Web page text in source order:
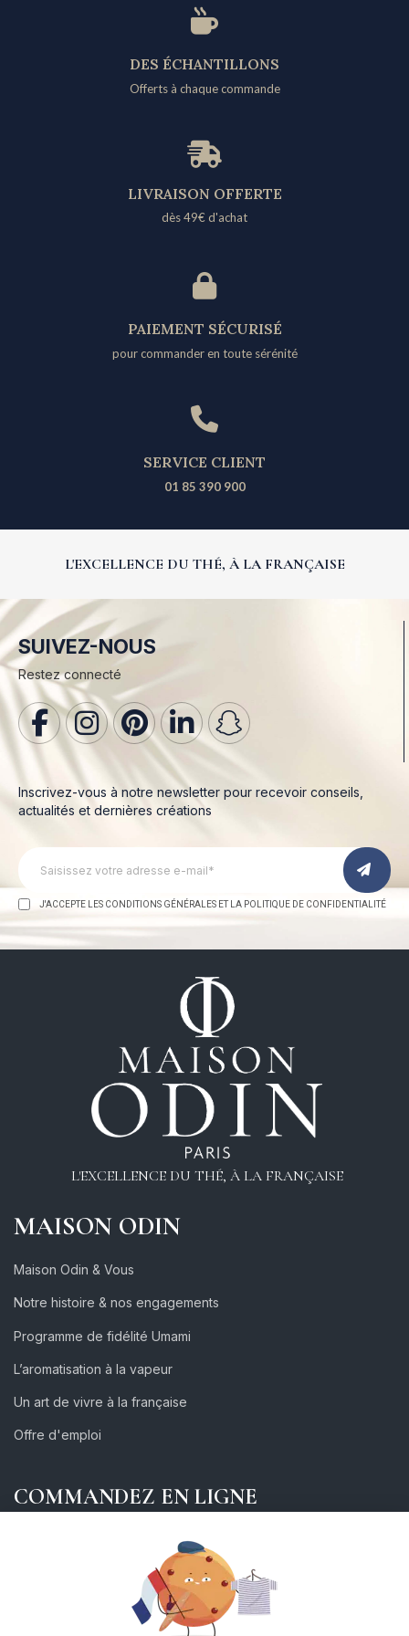
DES ÉCHANTILLONS
Offerts à chaque commande
LIVRAISON OFFERTE
dès 49€ d'achat​
PAIEMENT SÉCURISÉ
pour commander en toute sérénité
SERVICE CLIENT
01 85 390 900
L'EXCELLENCE DU THÉ, À LA FRANÇAISE
SUIVEZ-NOUS
Restez connecté
Inscrivez-vous à notre newsletter pour recevoir conseils,
actualités et dernières créations
J'ACCEPTE LES CONDITIONS GÉNÉRALES ET LA POLITIQUE DE CONFIDENTIALITÉ
L'EXCELLENCE DU THÉ, À LA FRANÇAISE
MAISON ODIN
Maison Odin & Vous
Notre histoire & nos engagements
Programme de fidélité Umami
L’aromatisation à la vapeur
Un art de vivre à la française
Offre d'emploi
COMMANDEZ EN LIGNE
Explorez le Thé
Les familles de thé
Culture du thé